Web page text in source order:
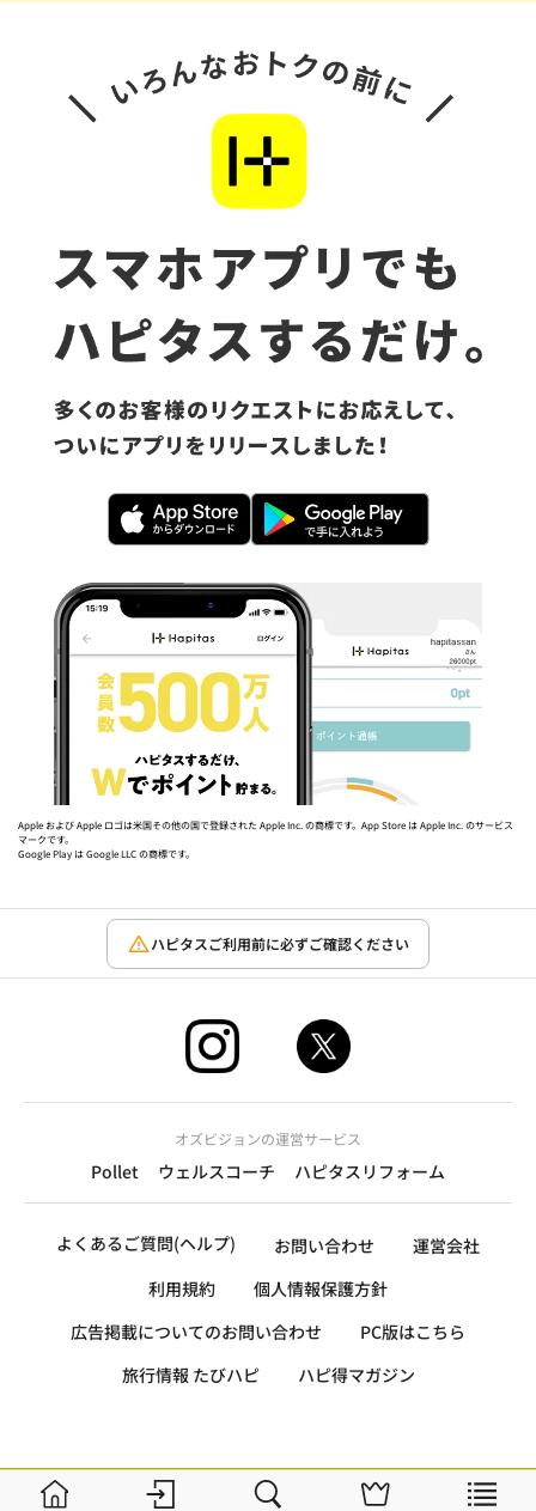
Apple および Apple ロゴは米国その他の国で登録された Apple Inc. の商標です。App Store は Apple Inc. のサービス
マークです。
Google Play は Google LLC の商標です。
ハピタスご利用前に必ずご確認ください
オズビジョンの運営サービス
Pollet ウェルスコーチ ハピタスリフォーム
よくあるご質問(ヘルプ) お問い合わせ
運営会社
利用規約
個人情報保護方針
広告掲載についてのお問い合わせ
PC版はこちら
旅行情報 たびハピ
ハピ得マガジン